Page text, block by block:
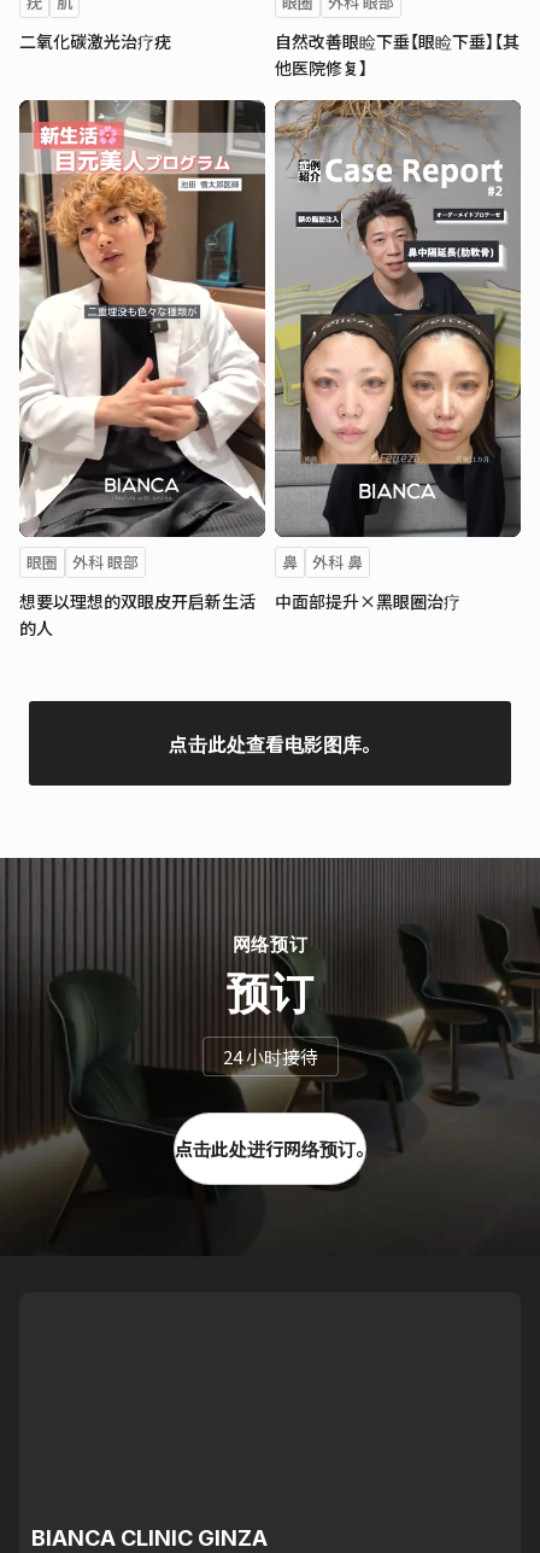
二氧化碳激光治疗疣
自然改善眼睑下垂【眼睑下垂】【其
他医院修复】
眼圈 外科 眼部
想要以理想的双眼皮开启新生活
的人
鼻 外科 鼻
中面部提升×黑眼圈治疗
点击此处查看电影图库。
网络预订
预订
24 小时接待
点击此处进行网络预订。
BIANCA CLINIC GINZA